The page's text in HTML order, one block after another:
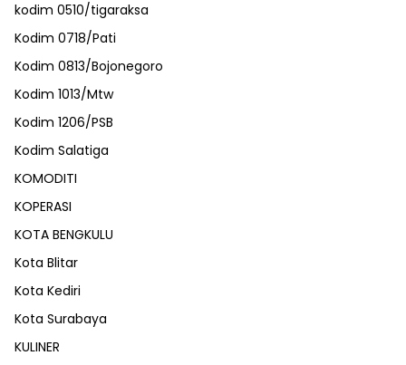
kodim 0510/tigaraksa
Kodim 0718/Pati
Kodim 0813/Bojonegoro
Kodim 1013/Mtw
Kodim 1206/PSB
Kodim Salatiga
KOMODITI
KOPERASI
KOTA BENGKULU
Kota Blitar
Kota Kediri
Kota Surabaya
KULINER